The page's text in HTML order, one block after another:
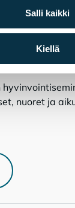
Salli kaikki
Kiellä
nuoret ja